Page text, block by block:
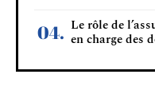
Le rôle de
en charge des